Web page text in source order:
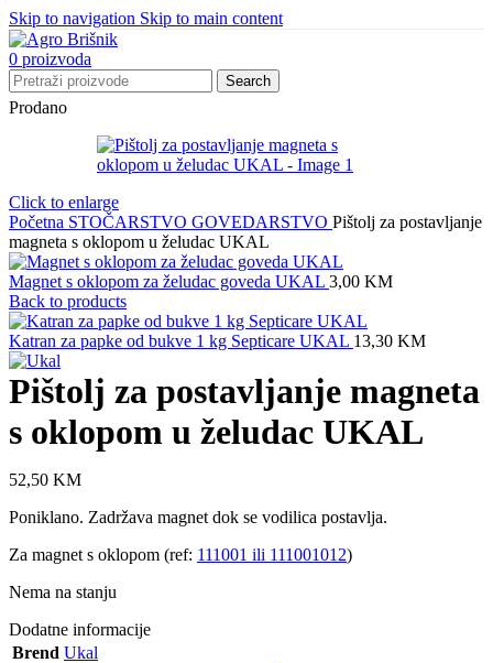
Skip to navigation Skip to main content
0 proizvoda
Search
Prodano
Click to enlarge
Početna STOČARSTVO GOVEDARSTVO Pištolj za postavljanje
magneta s oklopom u želudac UKAL
Magnet s oklopom za želudac goveda UKAL 3,00 KM
Back to products
Katran za papke od bukve 1 kg Septicare UKAL 13,30 KM
Pištolj za postavljanje magneta
s oklopom u želudac UKAL
52,50 KM
Poniklano. Zadržava magnet dok se vodilica postavlja.
Za magnet s oklopom (ref: 111001 ili 111001012)
Nema na stanju
Dodatne informacije
Brend Ukal